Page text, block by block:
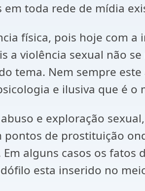
toda rede de mídia
física, pois hoje com
a violência sexual não
tema. Nem sempre
e ilusiva que é
e exploração
de prostituição
alguns casos os fatos
esta inserido no